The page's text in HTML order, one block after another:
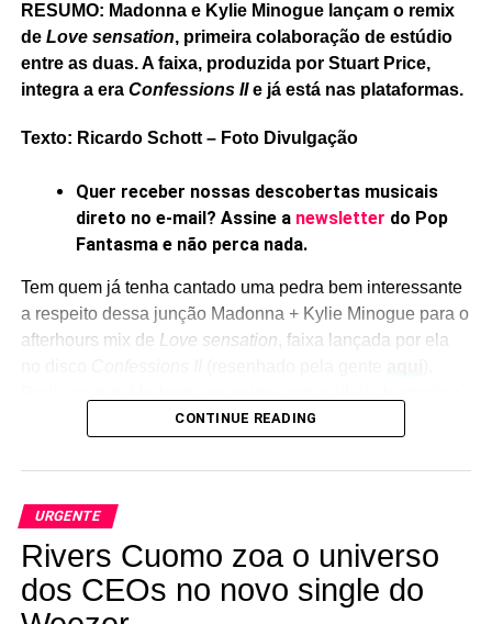
RESUMO: Madonna e Kylie Minogue lançam o remix
de Love sensation, primeira colaboração de estúdio
entre as duas. A faixa, produzida por Stuart Price,
integra a era Confessions IIe já está nas plataformas.
Texto: Ricardo Schott – Foto Divulgação
Quer receber nossas descobertas musicais
direto no e-mail? Assine a newsletter do Pop
Fantasma e não perca nada.
Tem quem já tenha cantado uma pedra bem interessante
a respeito dessa junção Madonna + Kylie Minogue para o
afterhours mix de Love sensation, faixa lançada por ela
algumas músicas com participações de convidados, e
disco II, enfim.
Sobre isso, nada confirmado até o momento, embora
Confessions IIjá tenha ganhado duas versões extras –
umaAfterhours edition, sem o remix com Kylie ,e uma
especial para o aplcativo de relacionamentos Grindr. Fora
CONTINUE READING
URGENTE
Rivers Cuomo zoa o universo
dos CEOs no novo single do